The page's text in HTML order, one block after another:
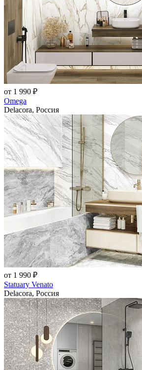
от 1 990 ₽
Omega
Delacora, Россия
от 1 990 ₽
Statuary Venato
Delacora, Россия